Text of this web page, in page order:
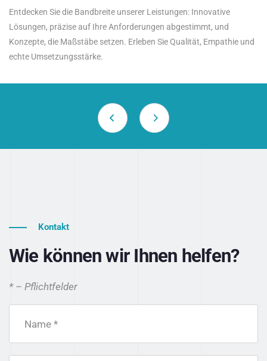
Entdecken Sie die Bandbreite unserer Leistungen: Innovative
Lösungen, präzise auf Ihre Anforderungen abgestimmt, und
Konzepte, die Maßstäbe setzen. Erleben Sie Qualität, Empathie und
echte Umsetzungsstärke.
Kontakt
Wie können wir Ihnen helfen?
* – Pflichtfelder
Name *